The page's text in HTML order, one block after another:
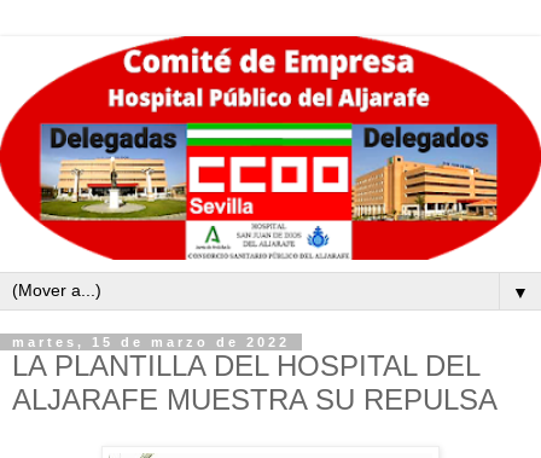
▼
martes, 15 de marzo de 2022
LA PLANTILLA DEL HOSPITAL DEL
ALJARAFE MUESTRA SU REPULSA